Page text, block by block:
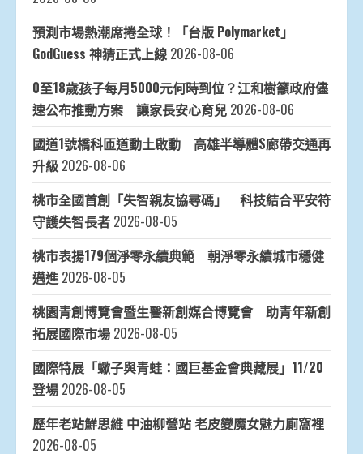
預測市場熱潮席捲全球！「台版 Polymarket」
GodGuess 神猜正式上線 2026-08-06
0至18歲孩子每月5000元何時到位？江和樹籲政府儘
速公布推動方案 讓家長安心育兒 2026-08-06
國道1號橋科匝道動土啟動 高雄半導體S廊帶交通再
升級 2026-08-06
桃市全國首創「失智親友協尋碼」 科技結合平安符
守護失智長者 2026-08-05
桃市表揚179個淨零永續典範 朝淨零永續城市穩健
邁進 2026-08-05
桃園青創博覽會暨生醫新創媒合博覽會 助青年新創
拓展國際市場 2026-08-05
國際特展「蠍子與青蛙：國巨基金會典藏展」11/20
登場 2026-08-05
歷年老站鮮思維 中油柳營站 老皮變魔女魅力廁窩裡
2026-08-05